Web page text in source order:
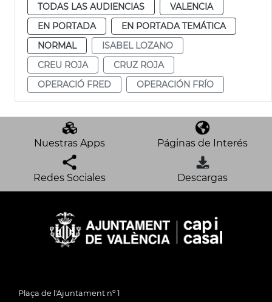
TODAS LAS AUDIENCIAS
VALENCIA
EN PORTADA
EN PORTADA TEMÁTICA
NORMAL
ISABEL LOZANO
CREU ROJA
CRUZ ROJA
OPERACIÓ FRED
OPERACIÓN FRÍO
Nuestras Apps Páginas de Interés
Redes Sociales Descargas
Plaça de l'Ajuntament nº 1